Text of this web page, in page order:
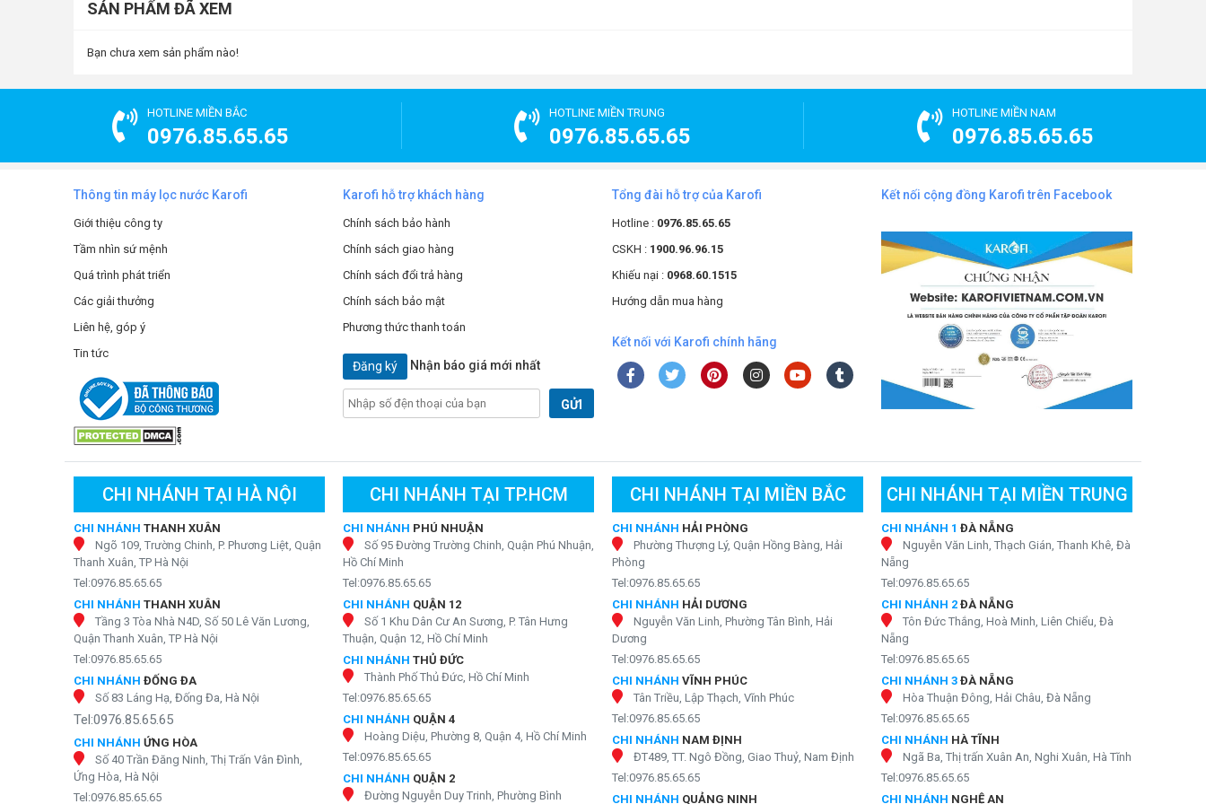
Vận hành siêu êm với công nghệ làm lạnh chíp điện tử
Hãy tưởng tượng bạn đang rất khát vào một ngày nắng nóng. Bạn chỉ cần bước đến máy lọc nước tích hợp KAO-T80 và
chọn chế độ nước lạnh. Công nghệ làm lạnh bằng chíp điện tử tiên tiến bắt đầu hoạt động mà không tạo ra bất kỳ tiếng ồn
hay rung động nào. Bạn cảm nhận sự êm ái, mát lạnh đang tràn ngập không gian.
bạn phải mất công làm đá hay trữ nước trong tủ lạnh. Với công nghệ làm lạnh thông minh này, KAROFI KAO-T80 mang
đến cho bạn trải nghiệm uống nước thú vị và tiện lợi hơn bao giờ hết.
SẢN PHẨM ĐÃ XEM
Bạn chưa xem sản phẩm nào!
HOTLINE MIỀN BẮC
0976.85.65.65
HOTLINE MIỀN TRUNG
0976.85.65.65
HOTLINE MIỀN NAM
0976.85.65.65
Thông tin máy lọc nước Karofi
Giới thiệu công ty
Tầm nhìn sứ mệnh
Quá trình phát triển
Các giải thưởng
Liên hệ, góp ý
Tin tức
Karofi hỗ trợ khách hàng
Chính sách bảo hành
Chính sách giao hàng
Chính sách đổi trả hàng
Chính sách bảo mật
Phương thức thanh toán
Đăng ký Nhận báo giá mới nhất
GỬI
Tổng đài hỗ trợ của Karofi
Hotline : 0976.85.65.65
CSKH : 1900.96.96.15
Khiếu nại : 0968.60.1515
Hướng dẫn mua hàng
Kết nối với Karofi chính hãng
Kết nối cộng đồng Karofi trên Facebook
CHI NHÁNH TẠI HÀ NỘI
CHI NHÁNH THANH XUÂN
Ngõ 109, Trường Chinh, P. Phương Liệt, Quận
Thanh Xuân, TP Hà Nội
Tel:0976.85.65.65
CHI NHÁNH THANH XUÂN
Tầng 3 Tòa Nhà N4D, Số 50 Lê Văn Lương,
Quận Thanh Xuân, TP Hà Nội
Tel:0976.85.65.65
CHI NHÁNH ĐỐNG ĐA
Số 83 Láng Hạ, Đống Đa, Hà Nội
Tel:0976.85.65.65
CHI NHÁNH ỨNG HÒA
Số 40 Trần Đăng Ninh, Thị Trấn Vân Đình,
Ứng Hòa, Hà Nội
Tel:0976.85.65.65
CHI NHÁNH TẠI TP.HCM
CHI NHÁNH PHÚ NHUẬN
Số 95 Đường Trường Chinh, Quận Phú Nhuận,
Hồ Chí Minh
Tel:0976.85.65.65
CHI NHÁNH QUẬN 12
Số 1 Khu Dân Cư An Sương, P. Tân Hưng
Thuận, Quận 12, Hồ Chí Minh
CHI NHÁNH THỦ ĐỨC
Thành Phố Thủ Đức, Hồ Chí Minh
Tel:0976.85.65.65
CHI NHÁNH QUẬN 4
Hoàng Diệu, Phường 8, Quận 4, Hồ Chí Minh
Tel:0976.85.65.65
CHI NHÁNH QUẬN 2
Đường Nguyễn Duy Trinh, Phường Bình
CHI NHÁNH TẠI MIỀN BẮC
CHI NHÁNH HẢI PHÒNG
Phường Thượng Lý, Quận Hồng Bàng, Hải
Phòng
Tel:0976.85.65.65
CHI NHÁNH HẢI DƯƠNG
Nguyễn Văn Linh, Phường Tân Bình, Hải
Dương
Tel:0976.85.65.65
CHI NHÁNH VĨNH PHÚC
Tân Triều, Lập Thạch, Vĩnh Phúc
Tel:0976.85.65.65
CHI NHÁNH NAM ĐỊNH
ĐT489, TT. Ngô Đồng, Giao Thuỷ, Nam Định
Tel:0976.85.65.65
CHI NHÁNH QUẢNG NINH
CHI NHÁNH TẠI MIỀN TRUNG
CHI NHÁNH 1 ĐÀ NẴNG
Nguyễn Văn Linh, Thạch Gián, Thanh Khê, Đà
Nẵng
Tel:0976.85.65.65
CHI NHÁNH 2 ĐÀ NẴNG
Tôn Đức Thắng, Hoà Minh, Liên Chiểu, Đà
Nẵng
Tel:0976.85.65.65
CHI NHÁNH 3 ĐÀ NẴNG
Hòa Thuận Đông, Hải Châu, Đà Nẵng
Tel:0976.85.65.65
CHI NHÁNH HÀ TĨNH
Ngã Ba, Thị trấn Xuân An, Nghi Xuân, Hà Tĩnh
Tel:0976.85.65.65
CHI NHÁNH NGHỆ AN